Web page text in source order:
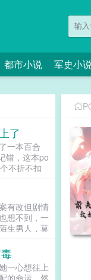
都市小说 军史小
了
一本百合
错，这本po
不折不扣
的冲动，即
种事完全没
那个方向，
批alpha，
始之前，易
卷发，神态
样慵懒仿佛
过来就能令
有改但剧情
想不到，一
生男人，莫
钱进了她账
转！不！
洺执，陆氏
一心想往上
的命运，然